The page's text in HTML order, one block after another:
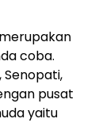
coba.
Senopati,
pusat
yaitu